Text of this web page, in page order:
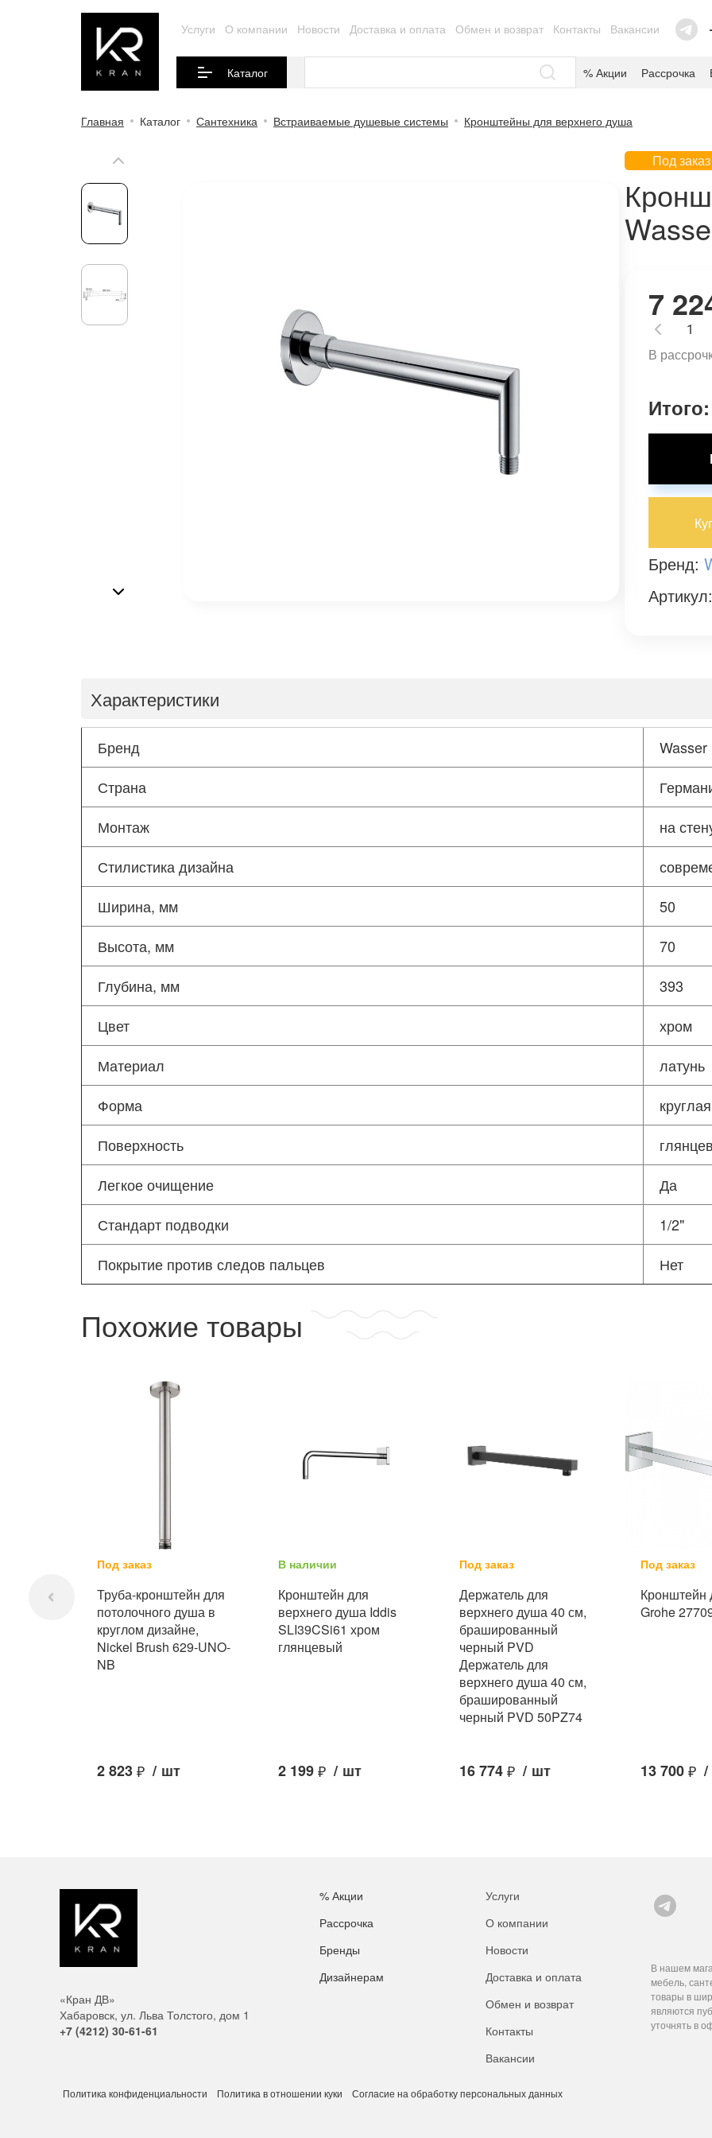
Услуги О компании Новости Доставка и оплата Обмен и возврат Контакты Вакансии
Каталог % Акции Рассрочка
Главная Каталог Сантехника Встраиваемые душевые системы Кронштейны для верхнего душа
Под заказ
7
В
Бренд:
Характеристики
Бренд
Wasser
Страна
Монтаж
на
Стилистика дизайна
Ширина, мм
50
Высота, мм
70
Глубина, мм
393
Цвет
хром
Материал
латунь
Форма
круглая
Поверхность
Легкое очищение
Да
Стандарт подводки
1/2"
Покрытие против следов пальцев
Нет
Похожие товары
Под заказ
Труба-кронштейн для
потолочного душа в
круглом дизайне,
Nickel Brush 629-UNO-
NB
2 823₽ / шт
В наличии
Кронштейн для
верхнего душа Iddis
SLI39CSi61 хром
глянцевый
2 199₽ / шт
Под заказ
Держатель для
верхнего душа 40 см,
брашированный
черный PVD
Держатель для
верхнего душа 40 см,
брашированный
черный PVD 50PZ74
16 774₽ / шт
Под заказ
Кронштейн
Grohe
13 700₽ /
«Кран ДВ»
Хабаровск, ул. Льва Толстого, дом 1
+7 (4212) 30-61-61
% Акции
Рассрочка
Бренды
Дизайнерам
Услуги
О компании
Новости
Доставка и оплата
Обмен и возврат
Контакты
Вакансии
В нашем
мебель,
товары в
являются
уточнять в
Политика конфиденциальности Политика в отношении куки Согласие на обработку персональных данных